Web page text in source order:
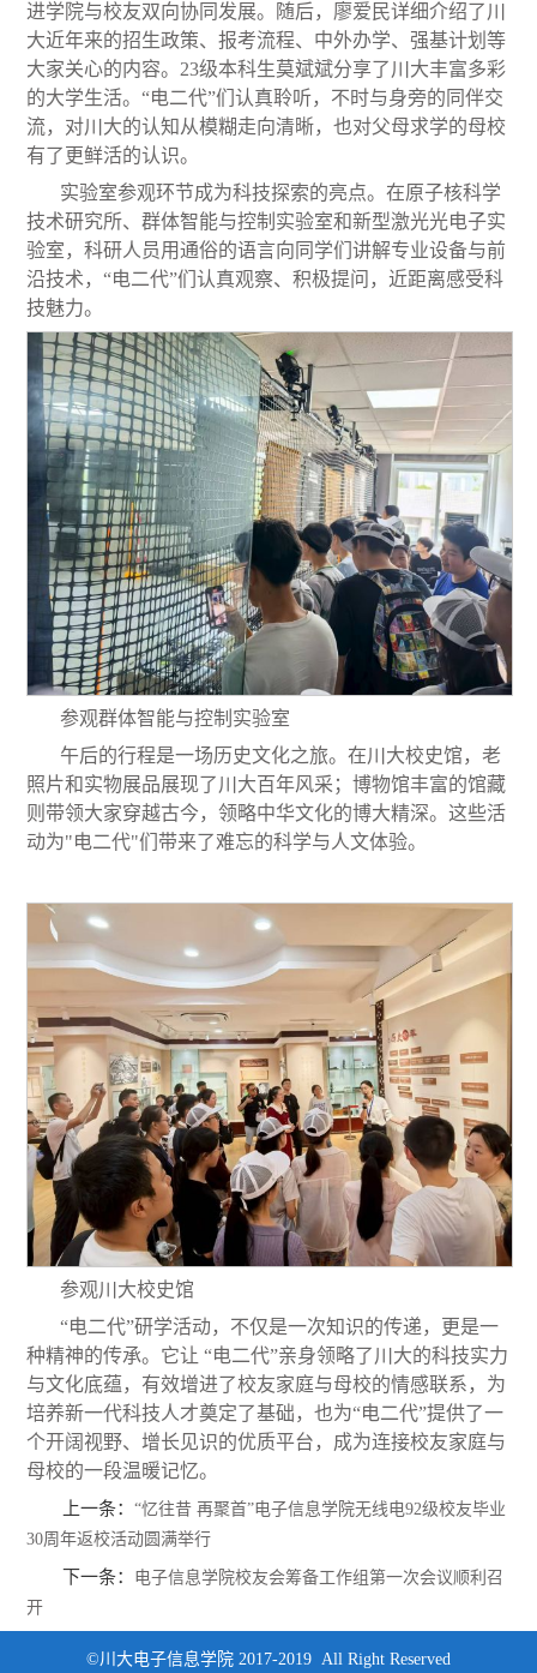
进学院与校友双向协同发展。随后，廖爱民详细介绍了川
大近年来的招生政策、报考流程、中外办学、强基计划等
大家关心的内容。23级本科生莫斌斌分享了川大丰富多彩
的大学生活。“电二代”们认真聆听，不时与身旁的同伴交
流，对川大的认知从模糊走向清晰，也对父母求学的母校
有了 更鲜活的认识。
实验室参观环节成为科技探索的亮点。在原子核科学
技术研究所、群体智能与控制实验室和新型激光光电子实
验室，科研人员用通俗的语言向同学们讲解专业设备与前
沿技术 ，“电二代”们认真观察、积极提问，近距离感受科
技魅力。
参观群体智能与控制实验室
午后的行程是一场历史文化之旅。在川大校史馆，老
照片和实物展品展现了川大百年风采；博物馆丰富的馆藏
则带领大家穿越古今，领略中华文化的博大精深。这些活
动为"电二代"们带来了难忘的科学与人文体验。
参观川大校史馆
“电二代”研学活动，不仅是一次知识的传递，更是一
种精神的传承。它让 “电二代”亲身领略了川大的科技实力
与文化底蕴，有效增进了校友家庭与母校的情感联系，为
培养新一代科技人才奠定了基础，也为“电二代”提供了一
个开阔视野、增长见识的优质平台，成为连接校友家庭与
母校的一段温暖记忆。
上一条：“忆往昔 再聚首”电子信息学院无线电92级校友毕业
30周年返校活动圆满举行
下一条：
电子信息学院校友会筹备工作组第一次会议顺利召
开
©川大电子信息学院 2017-2019 All Right Reserved